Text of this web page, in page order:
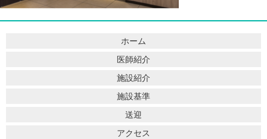
ホーム
医師紹介
施設紹介
施設基準
送迎
アクセス